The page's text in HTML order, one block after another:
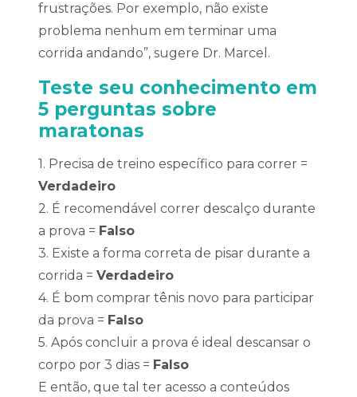
frustrações. Por exemplo, não existe
problema nenhum em terminar uma
corrida andando”, sugere Dr. Marcel.
Teste seu conhecimento em
5 perguntas sobre
maratonas
1. Precisa de treino específico para correr =
Verdadeiro
2. É recomendável correr descalço durante
a prova = Falso
3. Existe a forma correta de pisar durante a
corrida = Verdadeiro
4. É bom comprar tênis novo para participar
da prova = Falso
5. Após concluir a prova é ideal descansar o
corpo por 3 dias = Falso
E então, que tal ter acesso a conteúdos